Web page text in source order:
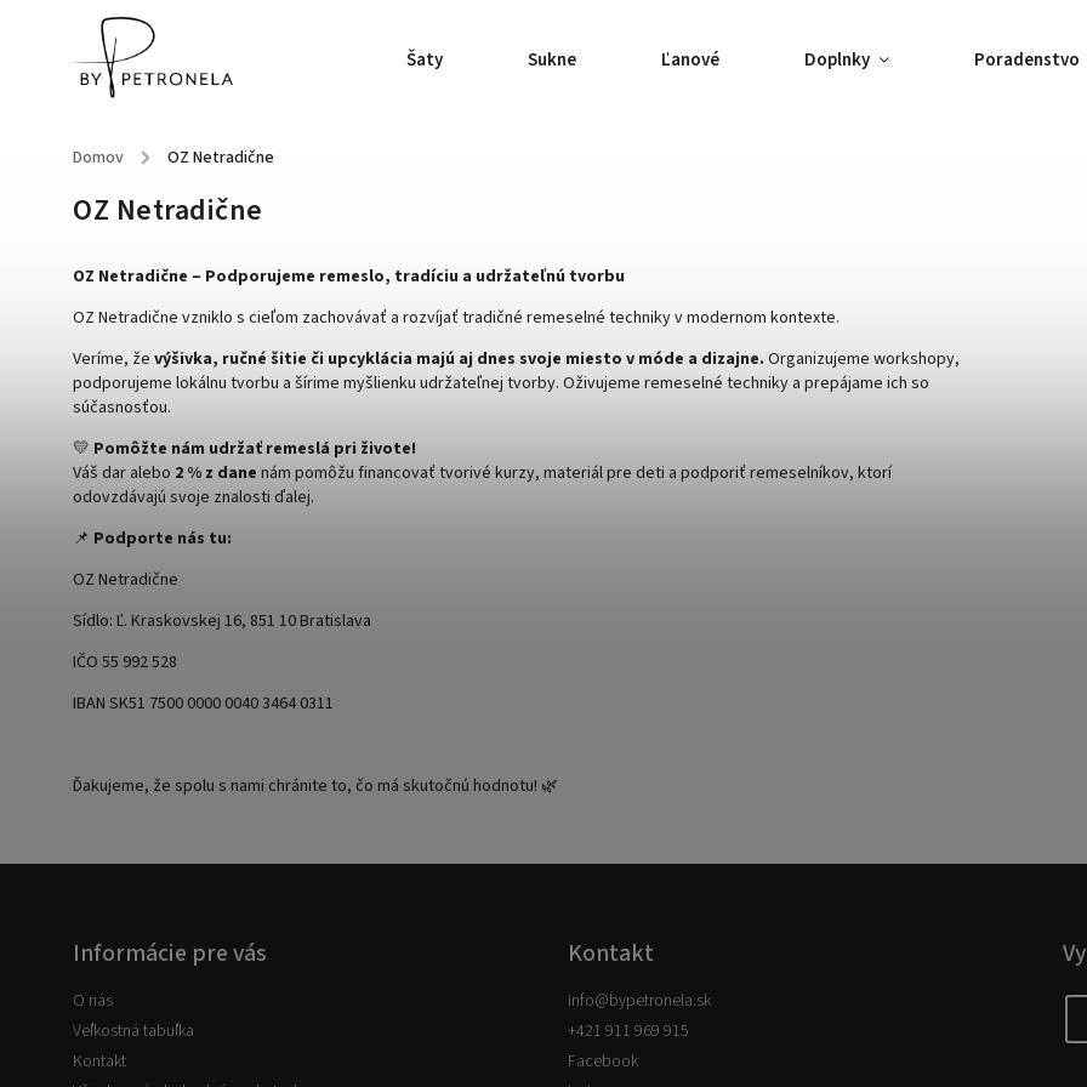
Šaty Sukne Ľanové Doplnky Poradenstvo
Domov / OZ Netradične
OZ Netradične
OZ Netradične – Podporujeme remeslo, tradíciu a udržateľnú tvorbu
OZ Netradične vzniklo s cieľom zachovávať a rozvíjať tradičné remeselné techniky v modernom kontexte.
Veríme, že výšivka, ručné šitie či upcyklácia majú aj dnes svoje miesto v móde a dizajne. Organizujeme workshopy,
podporujeme lokálnu tvorbu a šírime myšlienku udržateľnej tvorby. Oživujeme remeselné techniky a prepájame ich so
súčasnosťou.
💛 Pomôžte nám udržať remeslá pri živote!
Váš dar alebo 2 % z dane nám pomôžu financovať tvorivé kurzy, materiál pre deti a podporiť remeselníkov, ktorí
odovzdávajú svoje znalosti ďalej.
📌 Podporte nás tu:
OZ Netradične
Sídlo: Ľ. Kraskovskej 16, 851 10 Bratislava
IČO 55 992 528
IBAN SK51 7500 0000 0040 3464 0311
Ďakujeme, že spolu s nami chránite to, čo má skutočnú hodnotu! 🌿
Informácie pre vás
O nás
Veľkostná tabuľka
Kontakt
Kontakt
info@bypetronela.sk
+421 911 969 915
Facebook